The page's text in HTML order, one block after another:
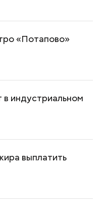
«Потапово»
индустриальном
выплатить
ситуации: кто может